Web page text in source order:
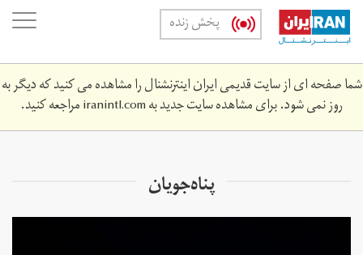
Skip
main
content
پخش زنده
شما صفحه ای از سایت قدیمی ایران اینترنشنال را مشاهده می کنید که دیگر به
روز نمی شود. برای مشاهده سایت جدید بهiranintl.comمراجعه کنید.
پناه‌جویان